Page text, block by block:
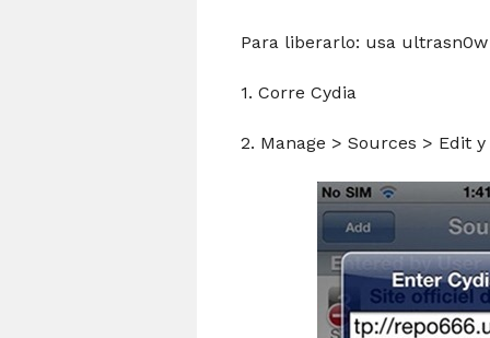
Para liberarlo: usa ultrasn0w
1. Corre Cydia
2. Manage > Sources > Edit